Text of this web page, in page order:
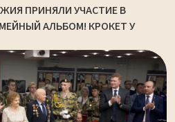
ПРИНЯЛИ УЧАСТИЕ В
АЛЬБОМ! КРОКЕТ У